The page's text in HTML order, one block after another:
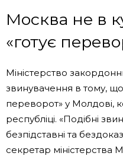
Москва не в
«готує
Міністерство
звинувачення в тому, що
переворот» у Молдові,
республіці. «Подібні
безпідставні та
секретар міністерства